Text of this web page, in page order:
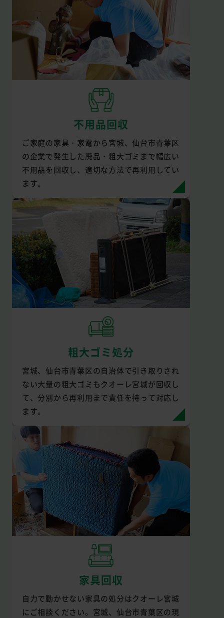
不用品回収
ご家庭の家具・家電から宮城、仙台市青葉区
の企業で発生した廃品・粗大ゴミまで幅広い
不用品を回収し、適切な方法で再利用してい
ます。
粗大ゴミ処分
宮城、仙台市青葉区の自治体で引き取りされ
ない大量の粗大ゴミもクオーレ宮城が回収し
て、分別から再利用まで責任を持って対応し
ます。
家具回収
自力で動かせない家具の処分はクオーレ宮城
にご相談ください。宮城、仙台市青葉区の現